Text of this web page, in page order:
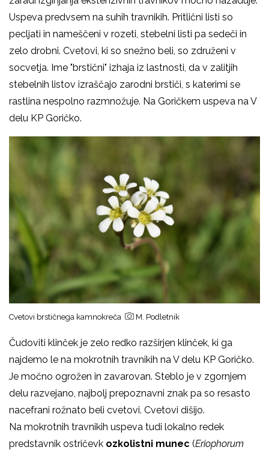
Uspeva predvsem na suhih travnikih. Pritlični listi so
pecljati in nameščeni v rozeti, stebelni listi pa sedeči in
zelo drobni. Cvetovi, ki so snežno beli, so združeni v
socvetja. Ime "brstični" izhaja iz lastnosti, da v zalitjih
stebelnih listov izraščajo zarodni brstiči, s katerimi se
rastlina nespolno razmnožuje. Na Goričkem uspeva na V
delu KP Goričko.
Cvetovi brstičnega kamnokreča M. Podletnik
Čudoviti klinček je zelo redko razširjen klinček, ki ga
najdemo le na mokrotnih travnikih na V delu KP Goričko.
Je močno ogrožen in zavarovan. Steblo je v zgornjem
delu razvejano, najbolj prepoznavni znak pa so resasto
nacefrani rožnato beli cvetovi. Cvetovi dišijo.
Na mokrotnih travnikih uspeva tudi lokalno redek
predstavnik ostričevk ozkolistni munec (Eriophorum